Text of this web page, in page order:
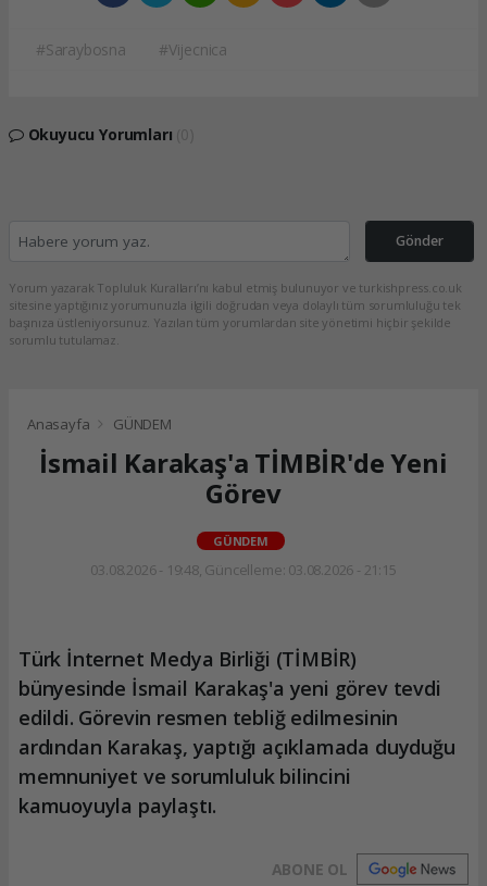
#Saraybosna #Vijecnica
Okuyucu Yorumları
Gönder
Yorum yazarak Topluluk Kuralları’nı kabul etmiş bulunuyor ve turkishpress.co.uk
sitesine yaptığınız yorumunuzla ilgili doğrudan veya dolaylı tüm sorumluluğu tek
başınıza üstleniyorsunuz. Yazılan tüm yorumlardan site yönetimi hiçbir şekilde
sorumlu tutulamaz.
Anasayfa GÜNDEM
İsmail Karakaş'a TİMBİR'de Yeni
Görev
GÜNDEM
03.08.2026 - 19:48, Güncelleme: 03.08.2026 - 21:15
Türk İnternet Medya Birliği (TİMBİR)
bünyesinde İsmail Karakaş'a yeni görev tevdi
edildi. Görevin resmen tebliğ edilmesinin
ardından Karakaş, yaptığı açıklamada duyduğu
memnuniyet ve sorumluluk bilincini
kamuoyuyla paylaştı.
ABONE OL